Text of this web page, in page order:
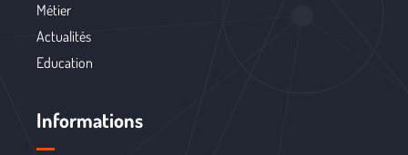
Métier
Actualités
Education
Informations